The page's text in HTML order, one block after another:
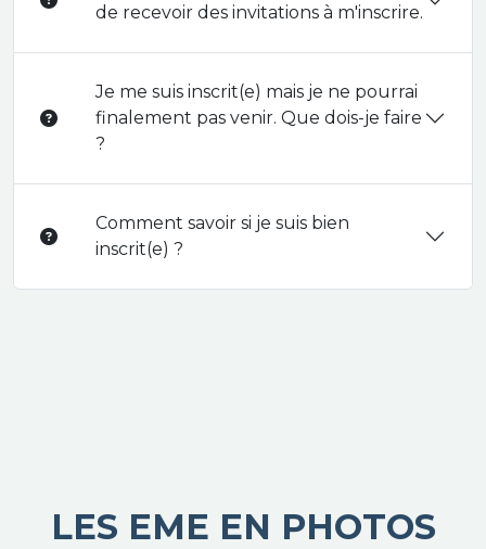
de recevoir des invitations à m'inscrire.
Je me suis inscrit(e) mais je ne pourrai
finalement pas venir. Que dois-je faire
?
Comment savoir si je suis bien
inscrit(e) ?
LES EME EN PHOTOS